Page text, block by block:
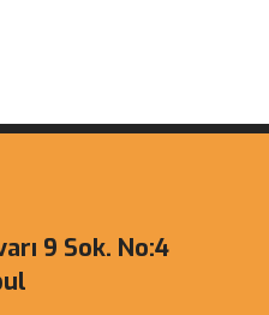
9 Sok. No:4